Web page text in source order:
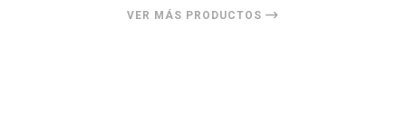
VER MÁS PRODUCTOS